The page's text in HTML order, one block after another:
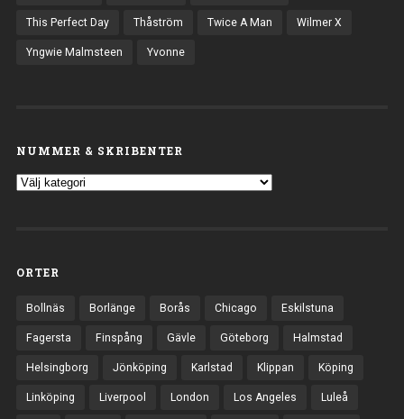
This Perfect Day Thåström Twice A Man Wilmer X
Yngwie Malmsteen Yvonne
NUMMER & SKRIBENTER
ORTER
Bollnäs Borlänge Borås Chicago Eskilstuna
Fagersta Finspång Gävle Göteborg Halmstad
Helsingborg Jönköping Karlstad Klippan Köping
Linköping Liverpool London Los Angeles Luleå